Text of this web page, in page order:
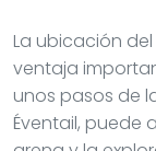
La ubicación del
ventaja
unos pasos de
Éventail, puede